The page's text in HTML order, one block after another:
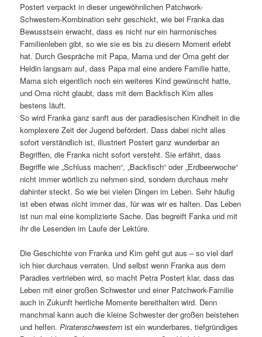
Postert verpackt in dieser ungewöhnlichen Patchwork-
Schwestern-Kombination sehr geschickt, wie bei Franka das
Bewusstsein erwacht, dass es nicht nur ein harmonisches
Familienleben gibt, so wie sie es bis zu diesem Moment erlebt
hat. Durch Gespräche mit Papa, Mama und der Oma geht der
Heldin langsam auf, dass Papa mal eine andere Familie hatte,
Mama sich eigentlich noch ein weiteres Kind gewünscht hatte,
und Oma nicht glaubt, dass mit dem Backfisch Kim alles
bestens läuft.
So wird Franka ganz sanft aus der paradiesischen Kindheit in die
komplexere Zeit der Jugend befördert. Dass dabei nicht alles
sofort verständlich ist, illustriert Postert ganz wunderbar an
Begriffen, die Franka nicht sofort versteht. Sie erfährt, dass
Begriffe wie „Schluss machen“, „Backfisch“ oder „Erdbeerwoche“
nicht immer wörtlich zu nehmen sind, sondern durchaus mehr
dahinter steckt. So wie bei vielen Dingen im Leben. Sehr häufig
ist eben etwas nicht immer das, für was wir es halten. Das Leben
ist nun mal eine komplizierte Sache. Das begreift Fanka und mit
ihr die Lesenden im Laufe der Lektüre.
Die Geschichte von Franka und Kim geht gut aus – so viel darf
ich hier durchaus verraten. Und selbst wenn Franka aus dem
Paradies vertrieben wird, so macht Petra Postert klar, dass das
Leben mit einer großen Schwester und einer Patchwork-Familie
auch in Zukunft herrliche Momente bereithalten wird. Denn
manchmal kann auch die kleine Schwester der großen beistehen
und helfen.Piratenschwestern ist ein wunderbares, tiefgründiges